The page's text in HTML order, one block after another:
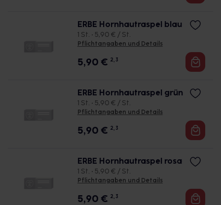
ERBE Hornhautraspel blau
1 St. • 5,90 € / St.
Pflichtangaben und Details
5,90 € 2, 3
ERBE Hornhautraspel grün
1 St. • 5,90 € / St.
Pflichtangaben und Details
5,90 € 2, 3
ERBE Hornhautraspel rosa
1 St. • 5,90 € / St.
Pflichtangaben und Details
5,90 € 2, 3